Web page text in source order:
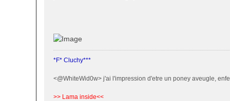
*F* Cluchy***
<@WhiteWid0w> j'ai l'impression d'etre un poney aveugle,
>> Lama inside<<